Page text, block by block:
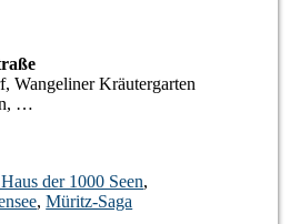
Wangeliner Kräutergarten
…
der 1000 Seen,
,Müritz-Saga